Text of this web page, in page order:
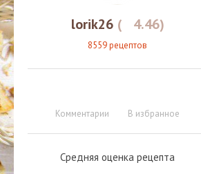
lorik26 ( 4.46)
8559 рецептов
Комментарии В избранное
Средняя оценка рецепта